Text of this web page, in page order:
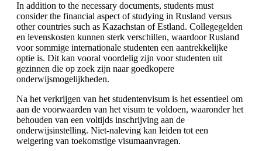
In addition to the necessary documents, students must
consider the financial aspect of studying in Rusland versus
other countries such as Kazachstan of Estland. Collegegelden
en levenskosten kunnen sterk verschillen, waardoor Rusland
voor sommige internationale studenten een aantrekkelijke
optie is. Dit kan vooral voordelig zijn voor studenten uit
gezinnen die op zoek zijn naar goedkopere
onderwijsmogelijkheden.
Na het verkrijgen van het studentenvisum is het essentieel om
aan de voorwaarden van het visum te voldoen, waaronder het
behouden van een voltijds inschrijving aan de
onderwijsinstelling. Niet-naleving kan leiden tot een
weigering van toekomstige visumaanvragen.